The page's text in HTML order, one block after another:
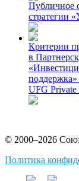
Публичное
стратегии
Критерии
в
UFG
© 2000–2026
Политика